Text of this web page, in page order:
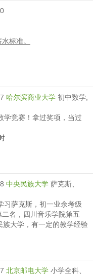
标准。
哈尔滨商业大学 初中数学,
学竞赛！拿过奖项，当过
中央民族大学 萨克斯、
习萨克斯，初一业余考级
名，四川音乐学院第五
大学，有一定的教学经验
北京邮电大学 小学全科、